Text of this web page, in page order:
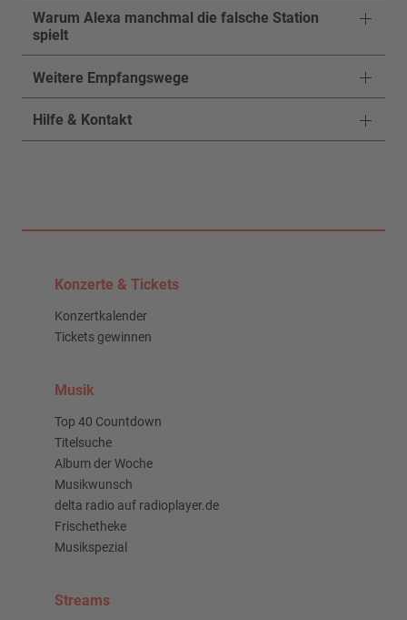
Warum Alexa manchmal die falsche Station
spielt
Weitere Empfangswege
Hilfe & Kontakt
Konzerte & Tickets
Konzertkalender
Tickets gewinnen
Musik
Top 40 Countdown
Titelsuche
Album der Woche
Musikwunsch
delta radio auf radioplayer.de
Frischetheke
Musikspezial
Streams